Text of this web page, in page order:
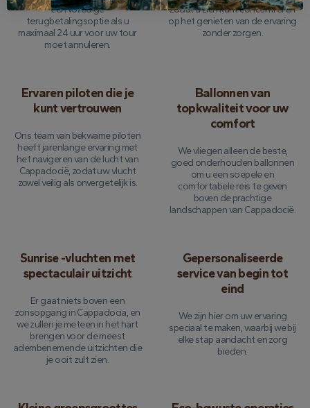
een volledige
terugbetalingsoptie als u
maximaal 24 uur voor uw tour
moet annuleren.
zodat u zich kunt concentreren
op het genieten van de ervaring
zonder zorgen.
Ervaren piloten die je
kunt vertrouwen
Ons team van bekwame piloten
heeft jarenlange ervaring met
het navigeren van de lucht van
Cappadocië, zodat uw vlucht
zowel veilig als onvergetelijk is.
Ballonnen van
topkwaliteit voor uw
comfort
We vliegen alleen de beste,
goed onderhouden ballonnen
om u een soepele en
comfortabele reis te geven
boven de prachtige
landschappen van Cappadocië.
Sunrise -vluchten met
spectaculair uitzicht
Er gaat niets boven een
zonsopgang in Cappadocia, en
we zullen je meteen in het hart
brengen voor de meest
adembenemende uitzichten die
je ooit zult zien.
Gepersonaliseerde
service van begin tot
eind
We zijn hier om uw ervaring
speciaal te maken, waarbij we bij
elke stap aandacht en zorg
bieden.